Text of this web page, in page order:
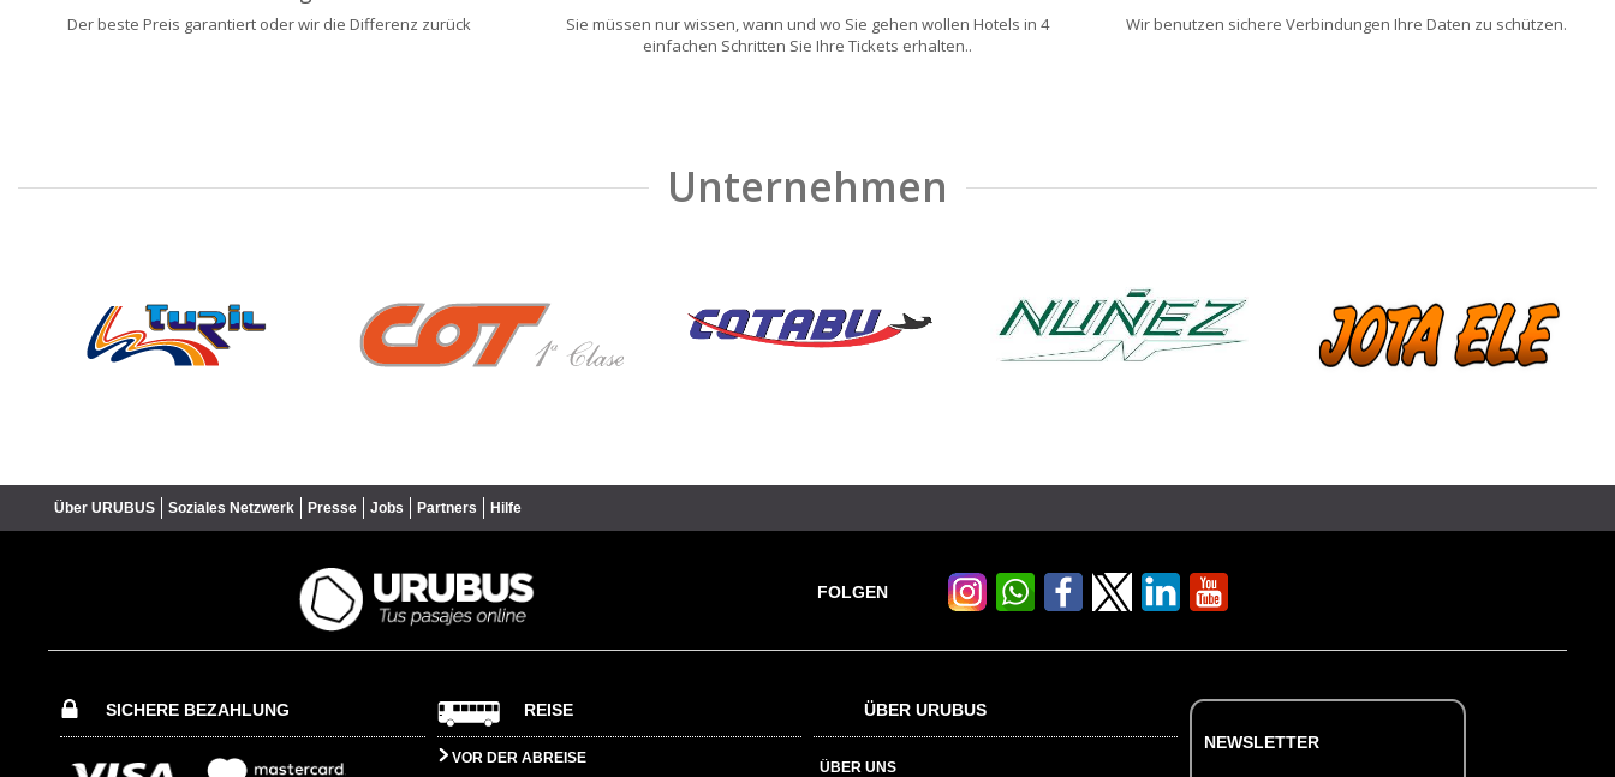
Der beste Preis garantiert oder wir die Differenz zurück
Sie müssen nur wissen, wann und wo Sie gehen wollen Hotels in 4
einfachen Schritten Sie Ihre Tickets erhalten..
Wir benutzen sichere Verbindungen Ihre Daten zu schützen.
Unternehmen
Über URUBUS Soziales Netzwerk Presse Jobs Partners Hilfe
FOLGEN
SICHERE BEZAHLUNG REISE
VOR DER ABREISE
ÜBER URUBUS
ÜBER UNS
NEWSLETTER